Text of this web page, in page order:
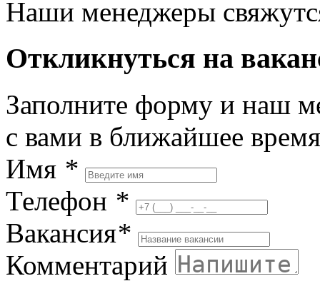
Наши менеджеры
Откликнуться на
Заполните форму и наш
с вами в ближайшее время
Имя *
Телефон *
Вакансия*
Комментарий